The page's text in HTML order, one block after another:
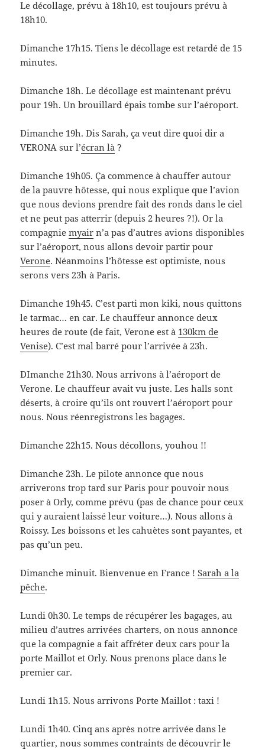
Le décollage, prévu à 18h10, est toujours prévu à
18h10.
Dimanche 17h15. Tiens le décollage est retardé de 15
minutes.
Dimanche 18h. Le décollage est maintenant prévu
pour 19h. Un brouillard épais tombe sur l’aéroport.
Dimanche 19h. Dis Sarah, ça veut dire quoidir a
VERONA sur l’écran là ?
Dimanche 19h05. Ça commence à chauffer autour
de la pauvre hôtesse, qui nous explique que l’avion
que nous devions prendre fait des ronds dans le ciel
et ne peut pas atterrir (depuis 2 heures ?!). Or la
compagniemyair n’a pas d’autres avions disponibles
sur l’aéroport, nous allons devoir partir pour
Verone. Néanmoins l’hôtesse est optimiste, nous
seronsvers 23h à Paris.
Dimanche 19h45. C’est parti mon kiki, nous quittons
le tarmac… en car. Le chauffeur annonce deux
heures de route (de fait, Verone est à 130km de
Venise). C’est mal barré pour l’arrivée à 23h.
DImanche 21h30. Nous arrivons à l’aéroport de
Verone. Le chauffeur avait vu juste. Les halls sont
déserts, à croire qu’ils ont rouvert l’aéroport pour
nous. Nous réenregistrons les bagages.
Dimanche 22h15. Nous décollons, youhou !!
Dimanche 23h. Le pilote annonce que nous
arriverons trop tard sur Paris pour pouvoir nous
poser à Orly, comme prévu (pas de chance pour ceux
qui y auraient laissé leur voiture…). Nous allons à
Roissy. Les boissons et les cahuètes sont payantes, et
pas qu’un peu.
Dimanche minuit. Bienvenue en France !Sarah a la
pêche.
Lundi 0h30. Le temps de récupérer les bagages, au
milieu d’autres arrivées charters, on nous annonce
que la compagnie a fait affréter deux cars pour la
porte Maillot et Orly. Nous prenons place dans le
premier car.
Lundi 1h15. Nous arrivons Porte Maillot :taxi !
Lundi 1h40. Cinq ans après notre arrivée dans le
quartier, nous sommes contraints de découvrir le